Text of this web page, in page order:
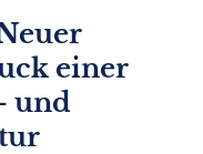
einer
und